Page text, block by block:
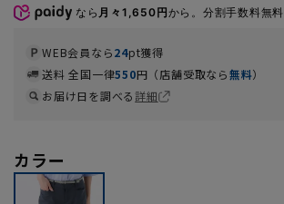
なら 月々1,650円から。分割手数料無料
WEB会員なら24pt獲得
送料 全国一律550円（店舗受取なら無料）
お届け日を調べる詳細
カラー